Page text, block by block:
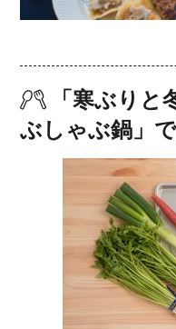
「寒ぶりと
ぶしゃぶ鍋」